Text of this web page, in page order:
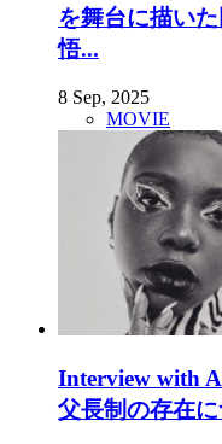
を舞台に描い
悟...
8 Sep, 2025
MOVIE
Interview with
父長制の存在